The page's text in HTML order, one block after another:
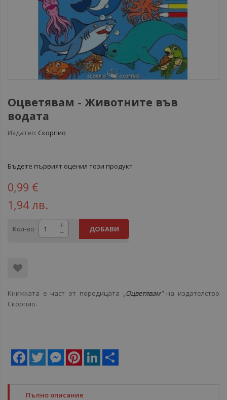
Оцветявам - Животните във
водата
Издател: Скорпио
Бъдете първият оценил този продукт
0,99 €
1,94 лв.
Кол-во ДОБАВИ
Книжката е част от поредицата „Оцветявам"на издателство
Скорпио.
Facebook
Twitter MessengerPinterestLinkedIn
Пълно описание